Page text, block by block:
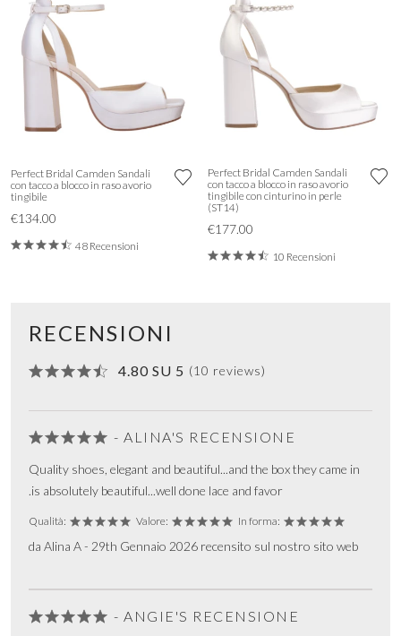
Perfect Bridal Camden Sandali
con tacco a blocco in raso avorio
tingibile
€134.00
48 Recensioni
Perfect Bridal Camden Sandali
con tacco a blocco in raso avorio
tingibile con cinturino in perle
(ST14)
€177.00
10 Recensioni
RECENSIONI
4.80 SU 5 (10 reviews)
- ALINA'S RECENSIONE
Quality shoes, elegant and beautiful...and the box they came in
.is absolutely beautiful...well done lace and favor
Qualità: Valore: In forma:
da Alina A - 29th Gennaio 2026 recensito sul nostro sito web
- ANGIE'S RECENSIONE